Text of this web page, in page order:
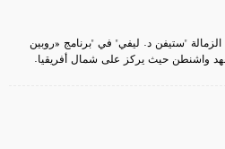
"ستيفن د. ليفي" في "برنامج «روبين
واشنطن حيث يركز على شمال أفريقيا.